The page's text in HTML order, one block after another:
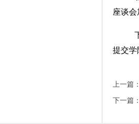
上一篇：
下一篇：